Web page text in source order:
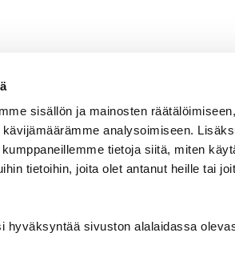
sisällön ja mainosten
analysoimiseen.
tietoja siitä, miten
tietoihin, joita olet antanut heille tai
hyväksyntää sivuston alalaidassa